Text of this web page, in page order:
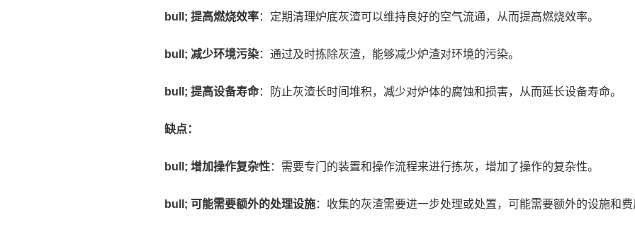
bull; 提高燃烧效率：定期清理炉底灰渣可以维持良好的空气流通，从而提高燃烧效率。
bull; 减少环境污染：通过及时拣除灰渣，能够减少炉渣对环境的污染。
bull; 提高设备寿命：防止灰渣长时间堆积，减少对炉体的腐蚀和损害，从而延长设备寿命。
缺点：
bull; 增加操作复杂性：需要专门的装置和操作流程来进行拣灰，增加了操作的复杂性。
bull; 可能需要额外的处理设施：收集的灰渣需要进一步处理或处置，可能需要额外的设施和费